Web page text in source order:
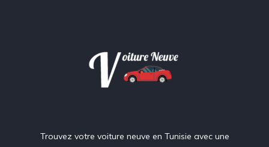
Trouvez votre voiture neuve en Tunisie avec une